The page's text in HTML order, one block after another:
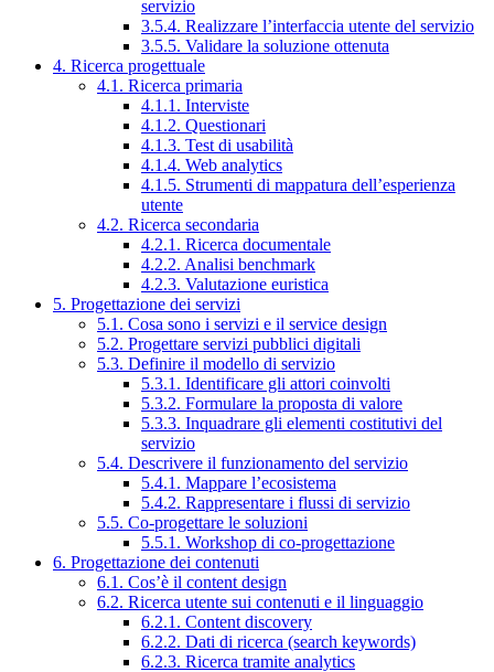
servizio
3.5.4. Realizzare l’interfaccia utente del servizio
3.5.5. Validare la soluzione ottenuta
4. Ricerca progettuale
4.1. Ricerca primaria
4.1.1. Interviste
4.1.2. Questionari
4.1.3. Test di usabilità
4.1.4. Web analytics
4.1.5. Strumenti di mappatura dell’esperienza
utente
4.2. Ricerca secondaria
4.2.1. Ricerca documentale
4.2.2. Analisi benchmark
4.2.3. Valutazione euristica
5. Progettazione dei servizi
5.1. Cosa sono i servizi e il service design
5.2. Progettare servizi pubblici digitali
5.3. Definire il modello di servizio
5.3.1. Identificare gli attori coinvolti
5.3.2. Formulare la proposta di valore
5.3.3. Inquadrare gli elementi costitutivi del
servizio
5.4. Descrivere il funzionamento del servizio
5.4.1. Mappare l’ecosistema
5.4.2. Rappresentare i flussi di servizio
5.5. Co-progettare le soluzioni
5.5.1. Workshop di co-progettazione
6. Progettazione dei contenuti
6.1. Cos’è il content design
6.2. Ricerca utente sui contenuti e il linguaggio
6.2.1. Content discovery
6.2.2. Dati di ricerca (search keywords)
6.2.3. Ricerca tramite analytics